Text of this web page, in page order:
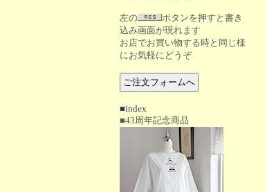
左の
ボタンを押すと書き
込み画面が現れます
お店でお買い物する時と同じ様
にお気軽にどうぞ
■index
■43周年記念商品